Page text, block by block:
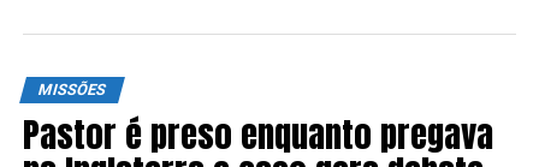
MISSÕES
Pastor é preso enquanto pregava